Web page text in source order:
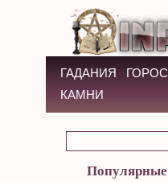
ГАДАНИЯ
КАМНИ